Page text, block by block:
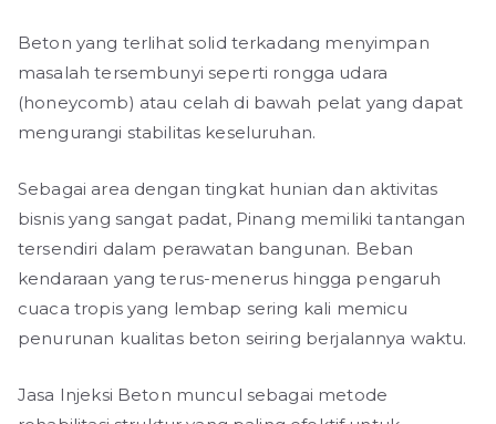
Beton yang terlihat solid terkadang menyimpan
masalah tersembunyi seperti rongga udara
(honeycomb) atau celah di bawah pelat yang dapat
mengurangi stabilitas keseluruhan.
Sebagai area dengan tingkat hunian dan aktivitas
bisnis yang sangat padat, Pinang memiliki tantangan
tersendiri dalam perawatan bangunan. Beban
kendaraan yang terus-menerus hingga pengaruh
cuaca tropis yang lembap sering kali memicu
penurunan kualitas beton seiring berjalannya waktu.
Jasa Injeksi Beton muncul sebagai metode